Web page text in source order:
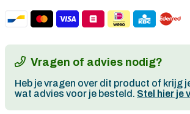
Vragen of advies nodig?
Heb je vragen over dit product of krijg
wat advies voor je besteld. Stel hier je